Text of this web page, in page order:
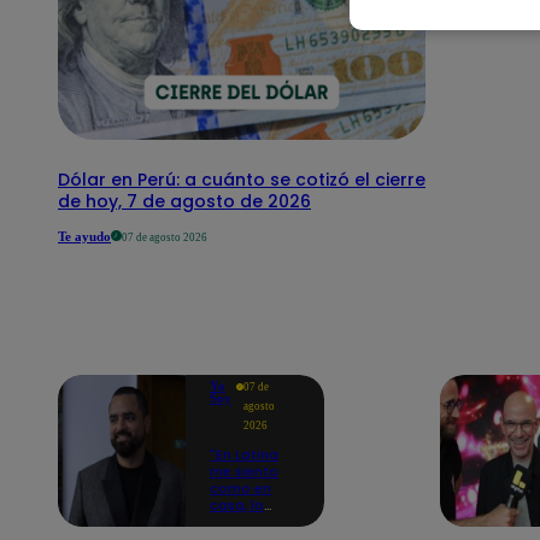
Dólar en Perú: a cuánto se cotizó el cierre
de hoy, 7 de agosto de 2026
Te ayudo 07 de agosto 2026
Yo
Soy
07 de
agosto
2026
"En Latina
me siento
como en
casa, lo